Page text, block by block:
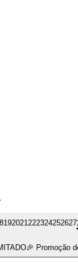
192021 222324252627
🎉 Promoção